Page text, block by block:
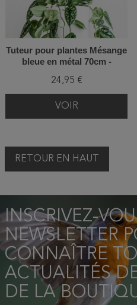
Tuteur pour plantes Mésange
bleue en métal 70cm -
24,95 €
VOIR
RETOUR EN HAUT
INSCRIVEZ-
NEWSLETTER
CONNAÎTRE
ACTUALITÉS
DE LA